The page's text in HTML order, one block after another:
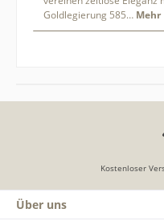
Goldlegierung 585… Mehr
Kostenloser
Über uns